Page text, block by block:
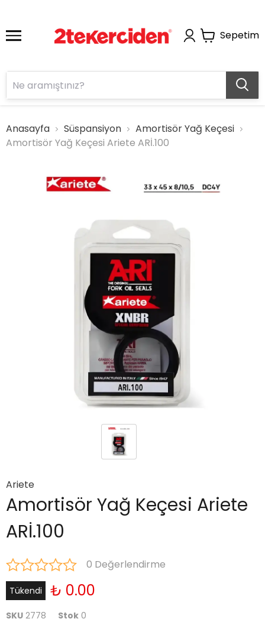
Sepetim
Anasayfa Süspansiyon
Amortisör Yağ Keçesi
Amortisör Yağ Keçesi Ariete ARİ.100
Ariete
Amortisör Yağ Keçesi Ariete
ARİ.100
0 Değerlendirme
Tükendi ₺ 0.00
SKU 2778 Stok 0